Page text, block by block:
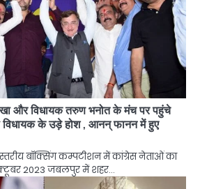
और विधायक तरुण भनोत के मंच पर पहुंचे
के उड़े होश , आनन् फानन में हुए
बॉक्सिंग कम्पटीशन में कांग्रेस नेताओं का
2023 जबलपुर में शहर…